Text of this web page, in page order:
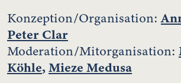
Konzeption/Organisation:
Peter Clar
Moderation/Mitorganisation:
Köhle,Mieze Medusa